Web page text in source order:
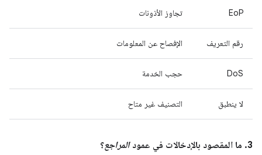
EoP تجاوز الأذونات
رقم التعريف الإفصاح عن المعلومات
DoS حجب الخدمة
لا ينطبق التصنيف غير متاح
3. ما المقصود بالإدخالات في عمود المراجع؟